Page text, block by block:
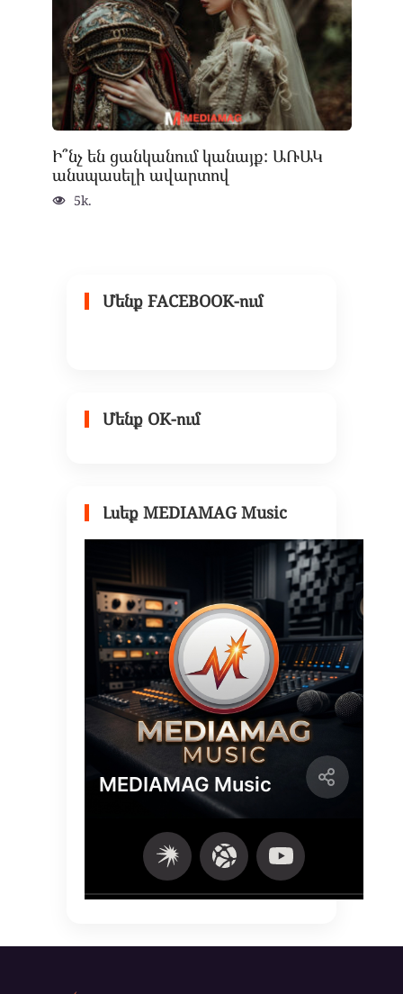
Ի՞նչ են ցանկանում կանայք: ԱՌԱԿ
անսպասելի ավարտով
5k.
Մենք FACEBOOK-ում
Մենք OK-ում
Լսեք MEDIAMAG Music